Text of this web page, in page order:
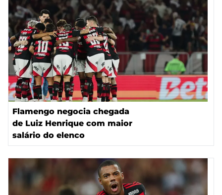
Flamengo negocia chegada
de Luiz Henrique com maior
salário do elenco